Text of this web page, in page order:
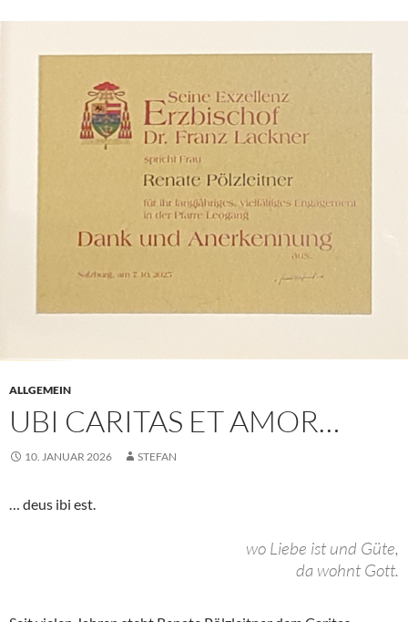
ALLGEMEIN
UBI CARITAS ET AMOR…
10. JANUAR 2026 STEFAN
… deus ibi est.
wo Liebe ist und Güte,
da wohnt Gott.